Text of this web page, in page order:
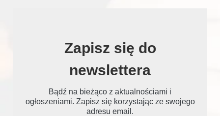
Zapisz się do
newslettera
Bądź na bieżąco z aktualnościami i
ogłoszeniami. Zapisz się korzystając ze swojego
adresu email.